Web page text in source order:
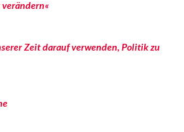
Zeit darauf verwenden, Politik zu